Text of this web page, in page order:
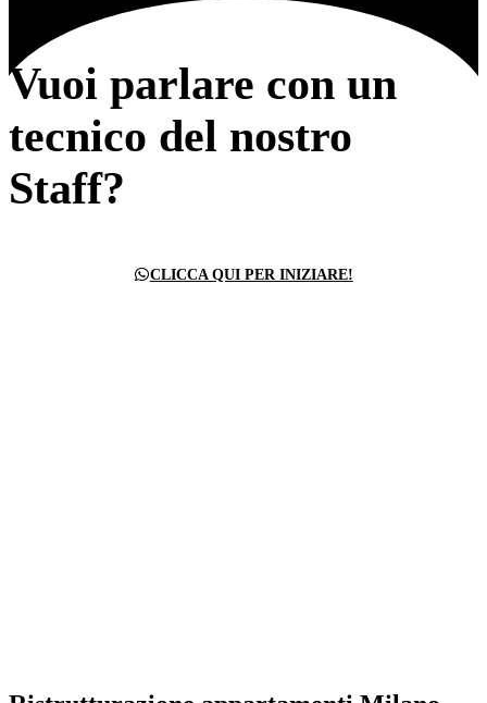
Vuoi parlare con un
tecnico del nostro
Staff?
CLICCA QUI PER INIZIARE!